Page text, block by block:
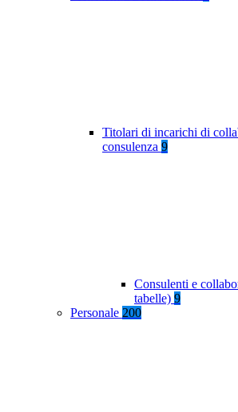
Titolari di incarichi di
consulenza 9
Consulenti e
tabelle) 9
Personale 200